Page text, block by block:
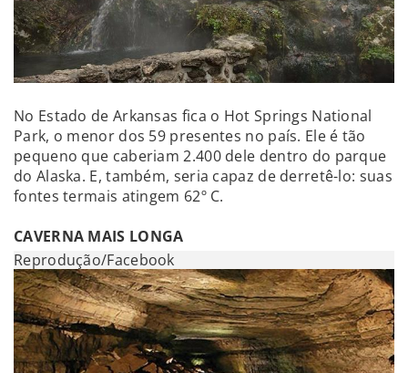
No Estado de Arkansas fica o Hot Springs National
Park, o menor dos 59 presentes no país. Ele é tão
pequeno que caberiam 2.400 dele dentro do parque
do Alaska. E, também, seria capaz de derretê-lo: suas
fontes termais atingem 62º C.
CAVERNA MAIS LONGA
Reprodução/Facebook